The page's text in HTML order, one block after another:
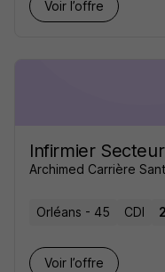
Voir l’offre
Infirmier
Archimed Carrière
Orléans - 45 CDI
Voir l’offre